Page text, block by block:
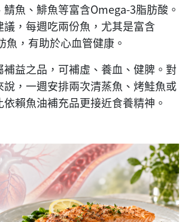
魚、鯡魚等富含Omega-3脂肪酸。
議，每週吃兩份魚，尤其是富含
魚，有助於心血管健康。
補益之品，可補虛、養血、健脾。對
說，一週安排兩次清蒸魚、烤鮭魚或
賴魚油補充品更接近食養精神。